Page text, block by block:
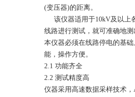
(变压器)的距离。
该仪器适用于10kV及以上
线路进行测试，就可准确地
本仪器必须在线路停电的基
能，操作方便。
2.1 功能齐全
2.2 测试精度高
仪器采用高速数据采样技术